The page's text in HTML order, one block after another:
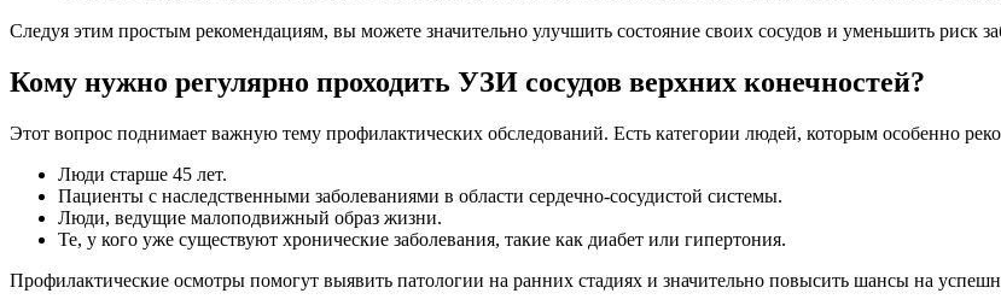
Следуя этим простым рекомендациям, вы можете значительно улучшить состояние своих сосудов и уменьшить риск
Кому нужно регулярно проходить УЗИ сосудов верхних конечностей?
Этот вопрос поднимает важную тему профилактических обследований. Есть категории людей, которым особенно
Люди старше 45 лет.
Пациенты с наследственными заболеваниями в области сердечно-сосудистой системы.
Люди, ведущие малоподвижный образ жизни.
Те, у кого уже существуют хронические заболевания, такие как диабет или гипертония.
Профилактические осмотры помогут выявить патологии на ранних стадиях и значительно повысить шансы на